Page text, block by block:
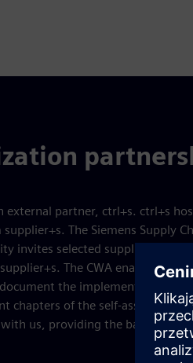
external partner, ctrl+s. ctrl+s
The Siemens Supply
invites selected suppliers to
The CWA enables you
the implementation of
chapters of the self-assessment,
us, providing the basis for